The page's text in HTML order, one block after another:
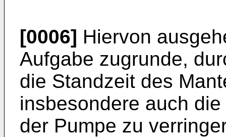
[0006] Hiervon
Aufgabe zugrunde,
die Standzeit des
insbesondere auch
der Pumpe zu